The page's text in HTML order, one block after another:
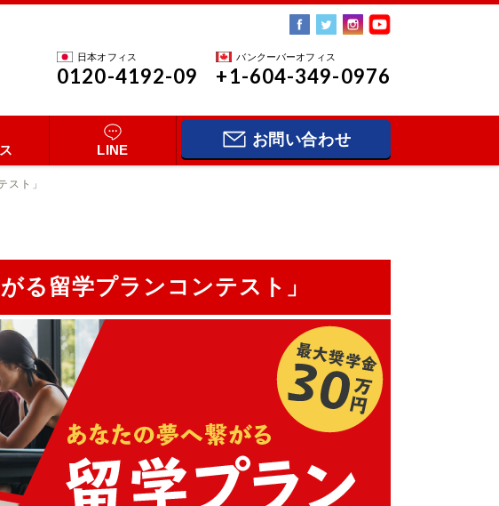
日本オフィス
0120-4192-09
バンクーバーオフィス
+1-604-349-0976
LINE
お問い合わせ
スト」
る留学プランコンテスト」